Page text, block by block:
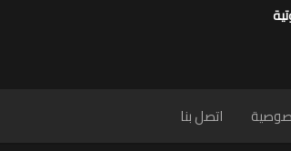
اتصل بنا